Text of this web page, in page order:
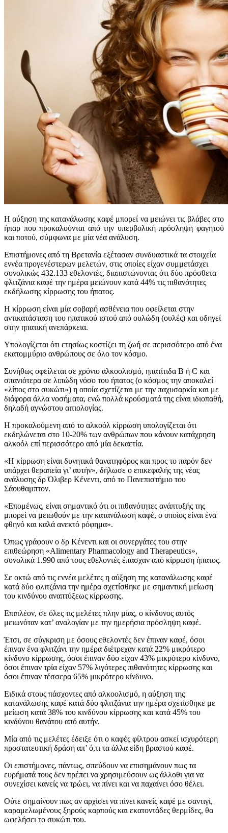
Η αύξηση της κατανάλωσης καφέ μπορεί να μειώνει τις βλάβες στο
ήπαρ που προκαλούνται από την υπερβολική πρόσληψη φαγητού
και ποτού, σύμφωνα με μία νέα ανάλυση.
Επιστήμονες από τη Βρετανία εξέτασαν συνδυαστικά τα στοιχεία
εννέα προγενέστερων μελετών, στις οποίες είχαν συμμετάσχει
συνολικώς 432.133 εθελοντές, διαπιστώνοντας ότι δύο πρόσθετα
φλιτζάνια καφέ την ημέρα μειώνουν κατά 44% τις πιθανότητες
εκδήλωσης κίρρωσης του ήπατος.
Η κίρρωση είναι μία σοβαρή ασθένεια που οφείλεται στην
αντικατάσταση του ηπατικού ιστού από ουλώδη (ουλές) και οδηγεί
στην ηπατική ανεπάρκεια.
Υπολογίζεται ότι ετησίως κοστίζει τη ζωή σε περισσότερο από ένα
εκατομμύριο ανθρώπους σε όλο τον κόσμο.
Συνήθως οφείλεται σε χρόνιο αλκοολισμό, ηπατίτιδα B ή C και
σπανιότερα σε λιπώδη νόσο του ήπατος (ο κόσμος την αποκαλεί
«λίπος στο συκώτι») η οποία σχετίζεται με την παχυσαρκία και με
διάφορα άλλα νοσήματα, ενώ πολλά κρούσματά της είναι ιδιοπαθή,
δηλαδή αγνώστου αιτιολογίας.
Η προκαλούμενη από το αλκοόλ κίρρωση υπολογίζεται ότι
εκδηλώνεται στο 10-20% των ανθρώπων που κάνουν κατάχρηση
αλκοόλ επί περισσότερο από μία δεκαετία.
«Η κίρρωση είναι δυνητικά θανατηφόρος και προς το παρόν δεν
υπάρχει θεραπεία γι’ αυτήν», δήλωσε ο επικεφαλής της νέας
ανάλυσης δρ Όλιβερ Κένεντι, από το Πανεπιστήμιο του
Σάουθαμπτον.
«Επομένως, είναι σημαντικό ότι οι πιθανότητες ανάπτυξής της
μπορεί να μειωθούν με την κατανάλωση καφέ, ο οποίος είναι ένα
φθηνό και καλά ανεκτό ρόφημα».
Όπως γράφουν ο δρ Κένεντι και οι συνεργάτες του στην
επιθεώρηση «Alimentary Pharmacology and Therapeutics»,
συνολικά 1.990 από τους εθελοντές έπασχαν από κίρρωση ήπατος.
Σε οκτώ από τις εννέα μελέτες η αύξηση της κατανάλωσης καφέ
κατά δύο φλιτζάνια την ημέρα σχετίσθηκε με σημαντική μείωση
του κινδύνου αναπτύξεως κίρρωσης.
Επιπλέον, σε όλες τις μελέτες πλην μίας, ο κίνδυνος αυτός
μειωνόταν κατ’ αναλογίαν με την ημερήσια πρόσληψη καφέ.
Έτσι, σε σύγκριση με όσους εθελοντές δεν έπιναν καφέ, όσοι
έπιναν ένα φλιτζάνι την ημέρα διέτρεχαν κατά 22% μικρότερο
κίνδυνο κίρρωσης, όσοι έπιναν δύο είχαν 43% μικρότερο κίνδυνο,
όσοι έπιναν τρία είχαν 57% λιγότερες πιθανότητες κίρρωσης και
όσοι έπιναν τέσσερα 65% μικρότερο κίνδυνο.
Ειδικά στους πάσχοντες από αλκοολισμό, η αύξηση της
κατανάλωσης καφέ κατά δύο φλιτζάνια την ημέρα σχετίσθηκε με
μείωση κατά 38% του κινδύνου κίρρωσης και κατά 45% του
κινδύνου θανάτου από αυτήν.
Μία από τις μελέτες έδειξε ότι ο καφές φίλτρου ασκεί ισχυρότερη
προστατευτική δράση απ’ ό,τι τα άλλα είδη βραστού καφέ.
Οι επιστήμονες, πάντως, σπεύδουν να επισημάνουν πως τα
ευρήματά τους δεν πρέπει να χρησιμεύσουν ως άλλοθι για να
συνεχίσει κανείς να τρώει, να πίνει και να παχαίνει όσο θέλει.
Ούτε σημαίνουν πως αν αρχίσει να πίνει κανείς καφέ με σαντιγί,
καραμελωμένους ξηρούς καρπούς και εκατοντάδες θερμίδες, θα
ωφελήσει το συκώτι του.